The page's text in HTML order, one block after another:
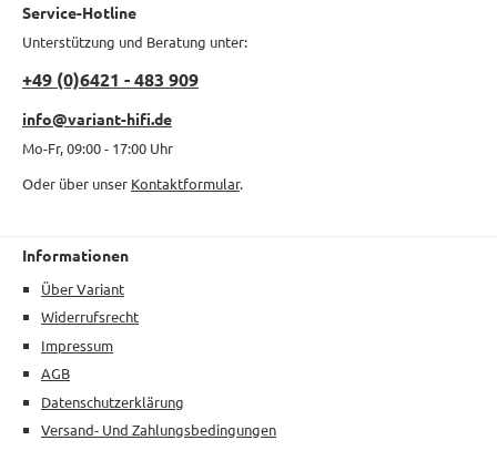
Service-Hotline
Unterstützung und Beratung unter:
+49 (0)6421 - 483 909
info@variant-hifi.de
Mo-Fr, 09:00 - 17:00 Uhr
Oder über unser Kontaktformular.
Informationen
Über Variant
Widerrufsrecht
Impressum
AGB
Datenschutzerklärung
Versand- Und Zahlungsbedingungen